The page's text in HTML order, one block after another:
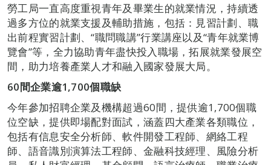
勞工局一直高度重視青年及畢業生的就業情況，持續透
過多方位的就業支援及輔助措施，包括：見習計劃、職
出前程實習計劃、“職問職講”行業講座以及“青年就業博
覽會”等，全力協助青年盡快投入職場，拓展就業發展空
間，助力培養產業人才和融入國家發展大局。
60間企業逾1,700個職缺
今年參加招聘企業及機構超過60間，提供逾1,700個職
位空缺，提供即場配對面試，涵蓋四大產業各類職位，
包括有信息安全分析師、軟件開發工程師、網絡工程
師、語音識別演算法工程師、金融科技經理、風險分析